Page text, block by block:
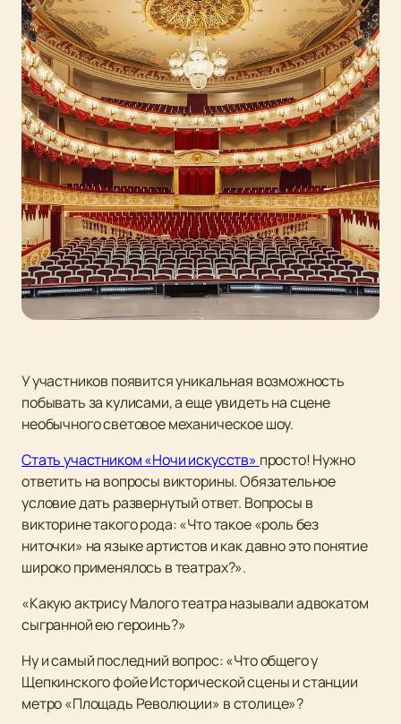
У участников появится уникальная возможность
побывать за кулисами, а еще увидеть на сцене
необычного световое механическое шоу.
Стать участником «Ночи искусств» просто! Нужно
ответить на вопросы викторины. Обязательное
условие дать развернутый ответ. Вопросы в
викторине такого рода: «Что такое «роль без
ниточки» на языке артистов и как давно это понятие
широко применялось в театрах?».
«Какую актрису Малого театра называли адвокатом
сыгранной ею героинь?»
Ну и самый последний вопрос: «Что общего у
Щепкинского фойе Исторической сцены и станции
метро «Площадь Революции» в столице»?